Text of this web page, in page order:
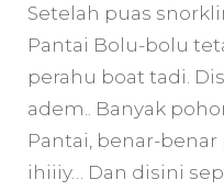
Setelah puas
Pantai Bolu-bolu
perahu boat tadi.
adem.. Banyak
Pantai, benar-
ihiiiy… Dan disini